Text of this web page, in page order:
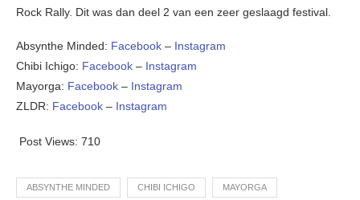
Rock Rally. Dit was dan deel 2 van een zeer geslaagd festival.
Absynthe Minded: Facebook – Instagram
Chibi Ichigo: Facebook – Instagram
Mayorga: Facebook – Instagram
ZLDR: Facebook – Instagram
Post Views: 710
ABSYNTHE MINDED CHIBI ICHIGO MAYORGA